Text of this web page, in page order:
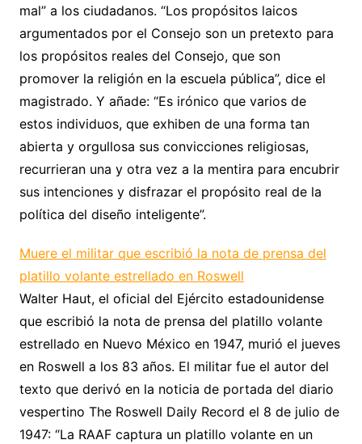
mal” a los ciudadanos. “Los propósitos laicos
argumentados por el Consejo son un pretexto para
los propósitos reales del Consejo, que son
promover la religión en la escuela pública”, dice el
magistrado. Y añade: “Es irónico que varios de
estos individuos, que exhiben de una forma tan
abierta y orgullosa sus convicciones religiosas,
recurrieran una y otra vez a la mentira para encubrir
sus intenciones y disfrazar el propósito real de la
política del diseño inteligente”.
Muere el militar que escribió la nota de prensa del
platillo volante estrellado en Roswell
Walter Haut, el oficial del Ejército estadounidense
que escribió la nota de prensa del platillo volante
estrellado en Nuevo México en 1947, murió el jueves
en Roswell a los 83 años. El militar fue el autor del
texto que derivó en la noticia de portada del diario
vespertino The Roswell Daily Record el 8 de julio de
1947: “La RAAF captura un platillo volante en un